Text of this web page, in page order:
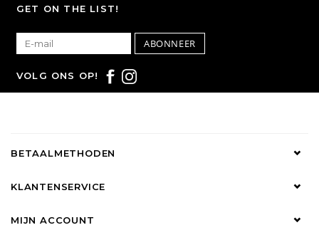
GET ON THE LIST!
ABONNEER
VOLG ONS OP!
BETAALMETHODEN
KLANTENSERVICE
MIJN ACCOUNT